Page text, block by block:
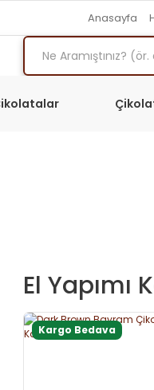
Anasayfa
El Yapımı
Kargo Bedava